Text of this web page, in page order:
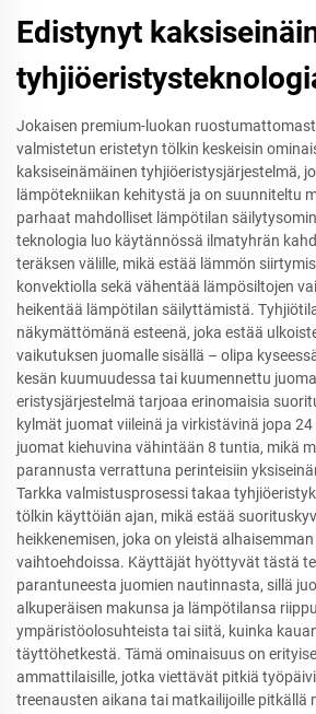
Edistynyt
Jokaisen premium-luokan
valmistetun eristetyn tölkin keskeisin
kaksiseinämäinen tyhjiöeristysjärjestelmä,
lämpötekniikan kehitystä ja on suunniteltu
parhaat mahdolliset lämpötilan
teknologia luo käytännössä ilmatyhrän
teräksen välille, mikä estää lämmön
konvektiolla sekä vähentää lämpösiltojen
heikentää lämpötilan säilyttämistä.
näkymättömänä esteenä, joka estää
vaikutuksen juomalle sisällä – olipa
kesän kuumuudessa tai kuumennettu
eristysjärjestelmä tarjoaa erinomaisia
kylmät juomat viileinä ja virkistävinä jopa
juomat kiehuvina vähintään 8 tuntia, mikä
parannusta verrattuna perinteisiin
Tarkka valmistusprosessi takaa
tölkin käyttöiän ajan, mikä estää
heikkenemisen, joka on yleistä
vaihtoehdoissa. Käyttäjät hyöttyvät tästä
parantuneesta juomien nautinnasta, sillä
alkuperäisen makunsa ja lämpötilansa
ympäristöolosuhteista tai siitä, kuinka
täyttöhetkestä. Tämä ominaisuus on
ammattilaisille, jotka viettävät pitkiä
treenausten aikana tai matkailijoille pitkällä